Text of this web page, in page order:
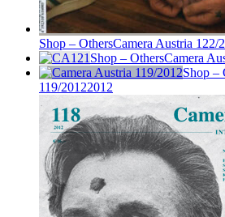
Shop – OthersCamera Austria 122/
Shop – OthersCamera
Shop –
119/20122012